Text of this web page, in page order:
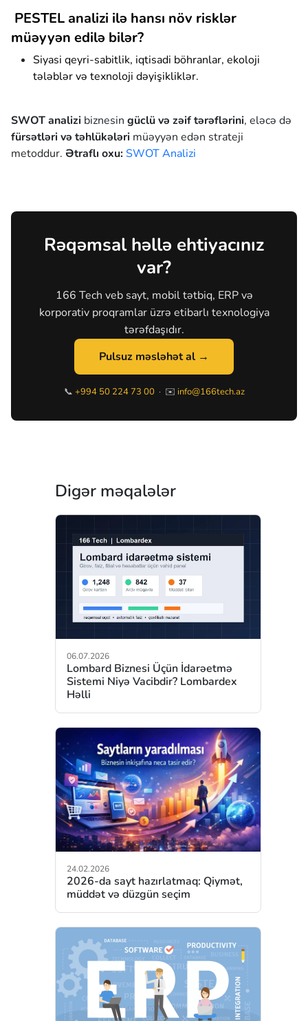
PESTEL analizi ilə hansı növ risklər
müəyyən edilə bilər?
Siyasi qeyri-sabitlik, iqtisadi böhranlar, ekoloji
tələblər və texnoloji dəyişikliklər.
SWOT analizi biznesin güclü və zəif tərəflərini, eləcə də
fürsətləri və təhlükələri müəyyən edən strateji
metoddur. Ətraflı oxu:SWOT Analizi
Rəqəmsal həllə ehtiyacınız
var?
166 Tech veb sayt, mobil tətbiq, ERP və
korporativ proqramlar üzrə etibarlı texnologiya
tərəfdaşıdır.
Pulsuz məsləhət al →
📞 +994 50 224 73 00 · ✉️ info@166tech.az
Digər məqalələr
06.07.2026
Lombard Biznesi Üçün İdarəetmə
Sistemi Niyə Vacibdir? Lombardex
Həlli
24.02.2026
2026-da sayt hazırlatmaq: Qiymət,
müddət və düzgün seçim